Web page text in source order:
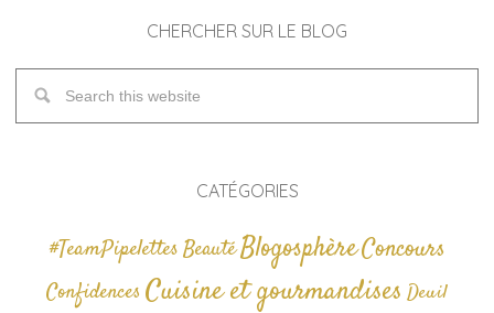
CHERCHER SUR LE BLOG
CATÉGORIES
#TeamPipelettesBeautéBlogosphèreConcours
Confidences Cuisine et gourmandises Deuil